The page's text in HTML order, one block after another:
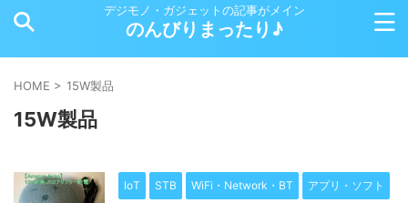
デジモノ・ガジェットの記事がメイン
のんびりまったり♪
HOME > 15W製品
15W製品
IoT STB WiFi・Network・BT アプリ・ソフト